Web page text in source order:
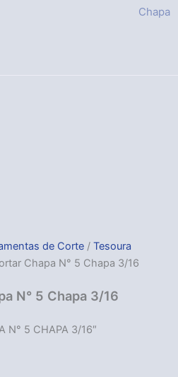
Chapa
de Corte / Tesoura
Chapa N° 5 Chapa 3/16
N° 5 Chapa 3/16
N° 5 CHAPA 3/16″